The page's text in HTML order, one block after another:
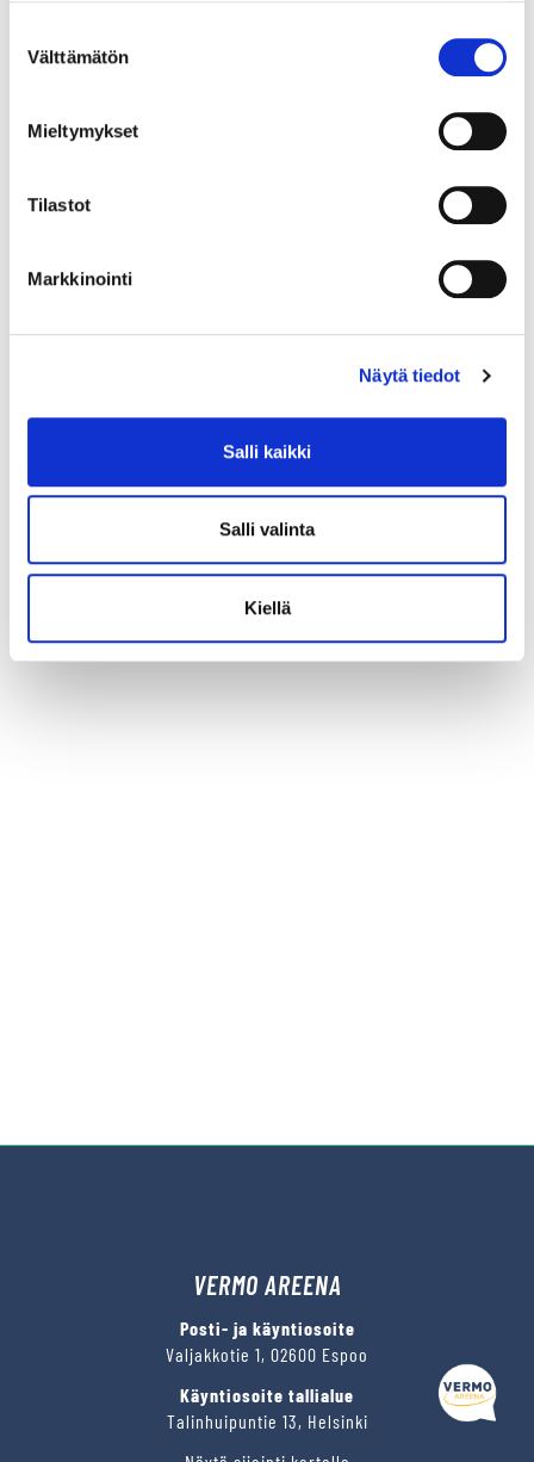
valinta
Välttämätön
Mieltymykset
Tilastot
Markkinointi
Näytä tiedot
Salli kaikki
Salli valinta
Kiellä
Kysy tapahtumista tai raveista
Olen lukenut
VERMO AREENA
Posti- ja käyntiosoite
Valjakkotie 1, 02600 Espoo
Käyntiosoite tallialue
Talinhuipuntie 13, Helsinki